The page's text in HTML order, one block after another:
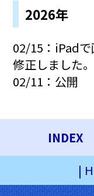
2026年
02/15：iPad
修正しました。
02/11：公開
INDEX
|